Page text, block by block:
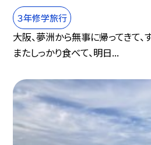
３年修学旅行
大阪、夢洲から無事に帰ってきて、
またしっかり食べて、明日...